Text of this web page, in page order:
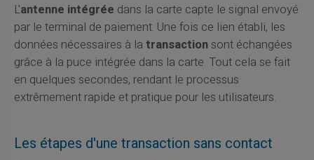
L'antenne intégrée dans la carte capte le signal envoyé
par le terminal de paiement. Une fois ce lien établi, les
données nécessaires à la transactionsont échangées
grâce à la puce intégrée dans la carte. Tout cela se fait
en quelques secondes, rendant le processus
extrêmement rapide et pratique pour les utilisateurs.
Les étapes d'une transaction sans contact